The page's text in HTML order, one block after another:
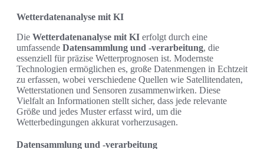
Wetterdatenanalyse mit KI
Die Wetterdatenanalyse mit KI erfolgt durch eine
umfassende Datensammlung und -verarbeitung, die
essenziell für präzise Wetterprognosen ist. Modernste
Technologien ermöglichen es, große Datenmengen in Echtzeit
zu erfassen, wobei verschiedene Quellen wie Satellitendaten,
Wetterstationen und Sensoren zusammenwirken. Diese
Vielfalt an Informationen stellt sicher, dass jede relevante
Größe und jedes Muster erfasst wird, um die
Wetterbedingungen akkurat vorherzusagen.
Datensammlung und -verarbeitung